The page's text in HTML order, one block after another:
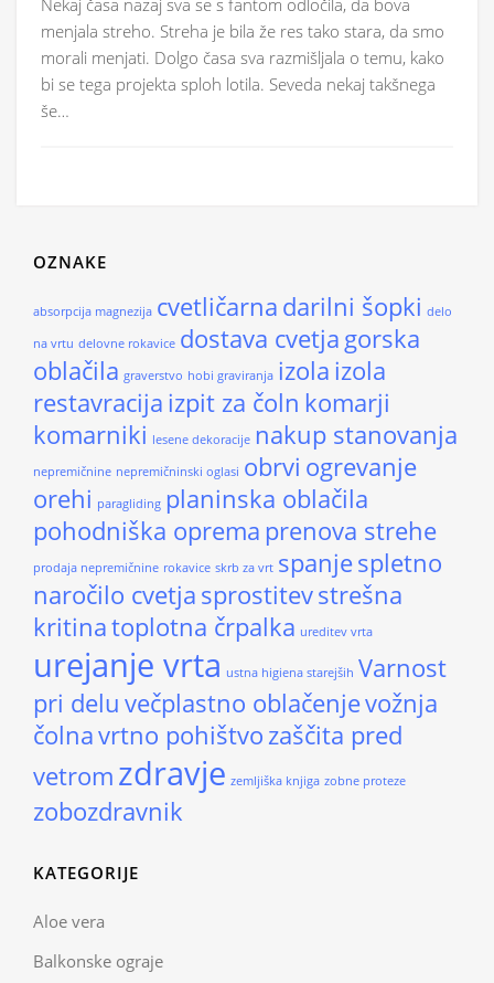
Nekaj časa nazaj sva se s fantom odločila, da bova
menjala streho. Streha je bila že res tako stara, da smo
morali menjati. Dolgo časa sva razmišljala o temu, kako
bi se tega projekta sploh lotila. Seveda nekaj takšnega
še…
OZNAKE
absorpcija magnezija cvetličarna darilni šopki delo
na vrtu delovne rokavice dostava cvetja gorska
oblačila graverstvo hobi graviranja izola izola
restavracija izpit za čoln komarji
komarniki lesene dekoracije nakup stanovanja
nepremičnine nepremičninski oglasi obrvi ogrevanje
orehi paragliding planinska oblačila
pohodniška oprema prenova strehe
prodaja nepremičnine rokavice skrb za vrt spanjespletno
naročilo cvetja sprostitevstrešna
kritinatoplotna črpalka ureditev vrta
urejanje vrta ustna higiena starejših Varnost
pri delu večplastno oblačenjevožnja
čolnavrtno pohištvo zaščita pred
vetrom zdravje zemljiška knjiga zobne proteze
zobozdravnik
KATEGORIJE
Aloe vera
Balkonske ograje